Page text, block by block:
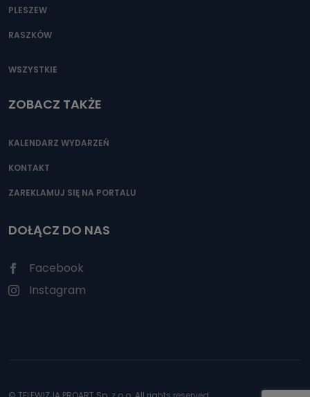
PLESZEW
RASZKÓW
WSZYSTKIE
ZOBACZ TAKŻE
KALENDARZ WYDARZEŃ
KONTAKT
ZAREKLAMUJ SIĘ NA PORTALU
DOŁĄCZ DO NAS
Facebook
Instagram